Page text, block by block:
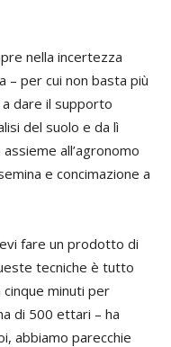
nella incertezza
– per cui non basta più
dare il supporto
del suolo e da lì
all’agronomo
e concimazione a
fare un prodotto di
tecniche è tutto
cinque minuti per
di 500 ettari – ha
abbiamo parecchie